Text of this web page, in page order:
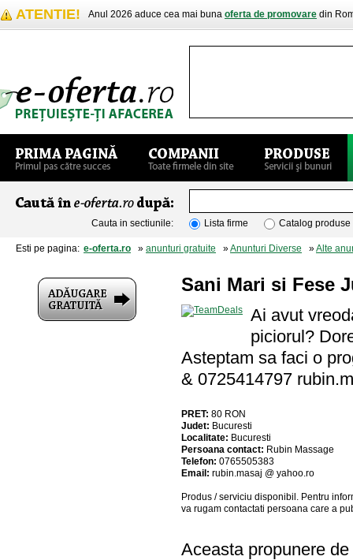
ATENTIE! Anul 2026 aduce cea mai buna oferta de promovare din
Cauta in sectiunile: Lista firme Catalog produse
Esti pe pagina: e-oferta.ro » anunturi gratuite »Anunturi Diverse »Alte
Sani Mari si Fese
Ai avut
piciorul?
Asteptam sa faci o
& 0725414797
PRET: 80 RON
Judet: Bucuresti
Localitate: Bucuresti
Persoana contact: Rubin Massage
Telefon: 0765505383
Email: rubin.masaj @ yahoo.ro
Produs / serviciu disponibil . Pentru
va rugam contactati persoana care a
Aceasta propunere